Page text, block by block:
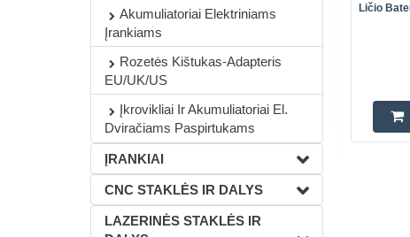
Akumuliatoriai Elektriniams
Įrankiams
Rozetės Kištukas-Adapteris
EU/UK/US
Įkrovikliai Ir Akumuliatoriai El.
Dviračiams Paspirtukams
ĮRANKIAI
CNC STAKLĖS IR DALYS
LAZERINĖS STAKLĖS IR
Ličio